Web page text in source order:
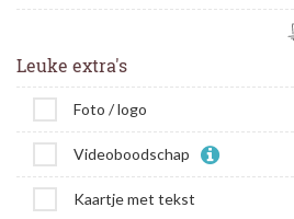
Leuke extra's
Foto / logo
Videoboodschap
Kaartje met tekst